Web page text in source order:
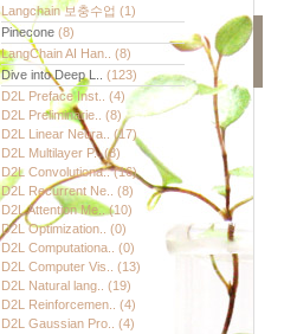
Langchain 보충수업 (1)
Pinecone (8)
LangChain AI Han.. (8)
Dive into Deep L.. (123)
D2L Preface Inst.. (4)
D2L Preliminarie.. (8)
D2L Linear Neura.. (17)
D2L Multilayer P..(8)
D2L Convolutiona..(16)
D2L Recurrent Ne.. (8)
D2L Attention Me..(10)
D2L Optimization.. (0)
D2L Computationa.. (0)
D2L Computer Vis.. (13)
D2L Natural lang.. (19)
D2L Reinforcemen.. (4)
D2L Gaussian Pro.. (4)